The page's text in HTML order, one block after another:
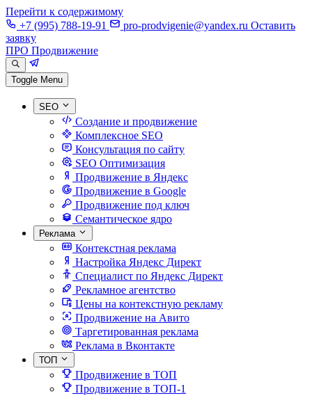
Перейти к содержимому
+7 (995) 788-19-91
pro-prodvigenie@yandex.ru Оставить
заявку
ПРО Продвижение
Toggle Menu
SEO
Создание и продвижение
Комплексное SEO
Консультация по сайту
SEO Оптимизация
Продвижение в Яндекс
Продвижение в Google
Продвижение под ключ
Семантическое ядро
Реклама
Контекстная реклама
Настройка Яндекс Директ
Специалист по Яндекс Директ
Рекламное агентство
Цены на контекстную рекламу
Продвижение на Авито
Таргетированная реклама
Реклама в Вконтакте
ТОП
Продвижение в ТОП
Продвижение в ТОП-1